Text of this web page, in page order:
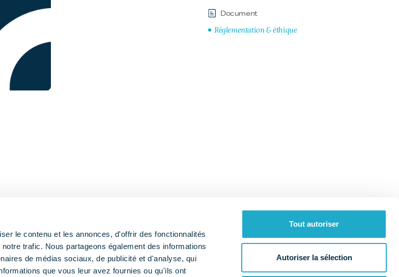
le contenu et les annonces, d'offrir des fonctionnalités
trafic. Nous partageons également des informations
de médias sociaux, de publicité et d'analyse, qui
que vous leur avez fournies ou qu'ils ont
Tout autoriser
Autoriser la sélection
Document
Réglementation & éthique